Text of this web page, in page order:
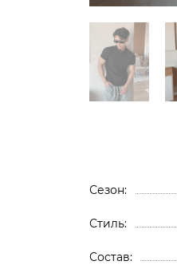
Сезон
Стиль
Состав